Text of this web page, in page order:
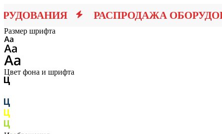
РАСПРОДАЖА
Размер шрифта
Цвет фона и шрифта